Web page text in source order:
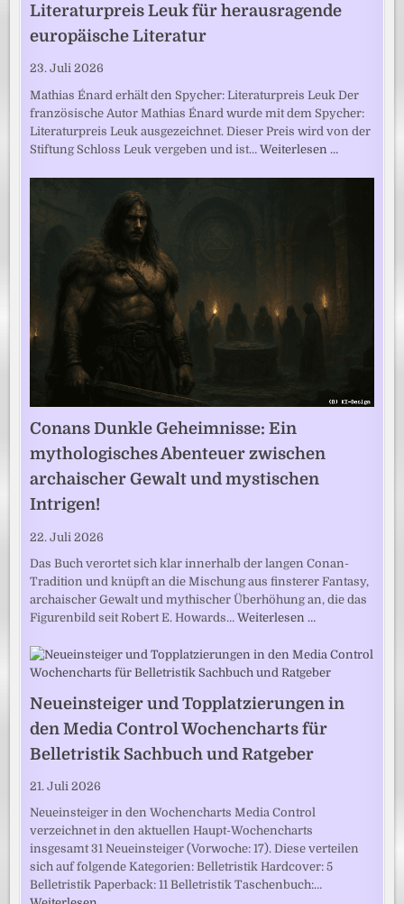
Literaturpreis Leuk für herausragende
europäische Literatur
23. Juli 2026
Mathias Énard erhält den Spycher: Literaturpreis Leuk Der
französische Autor Mathias Énard wurde mit dem Spycher:
Literaturpreis Leuk ausgezeichnet. Dieser Preis wird von der
Stiftung Schloss Leuk vergeben und ist…Weiterlesen …
Conans Dunkle Geheimnisse: Ein
mythologisches Abenteuer zwischen
archaischer Gewalt und mystischen
Intrigen!
22. Juli 2026
Das Buch verortet sich klar innerhalb der langen Conan-
Tradition und knüpft an die Mischung aus finsterer Fantasy,
archaischer Gewalt und mythischer Überhöhung an, die das
Figurenbild seit Robert E. Howards…Weiterlesen …
Neueinsteiger und Topplatzierungen in
den Media Control Wochencharts für
Belletristik Sachbuch und Ratgeber
21. Juli 2026
Neueinsteiger in den Wochencharts Media Control
verzeichnet in den aktuellen Haupt-Wochencharts
insgesamt 31 Neueinsteiger (Vorwoche: 17). Diese verteilen
sich auf folgende Kategorien: Belletristik Hardcover: 5
Belletristik Paperback: 11 Belletristik Taschenbuch:…